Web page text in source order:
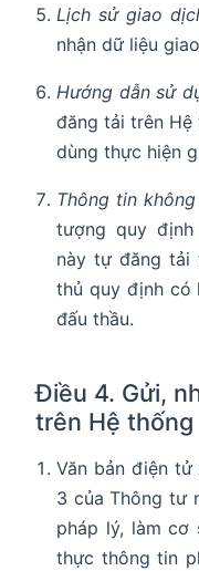
Lịch sử giao
nhận dữ liệu
Hướng dẫn sử
đăng tải trên
dùng thực hiện
Thông tin
tượng quy
này tự đăng tải
thủ quy định có
đấu thầu.
Điều 4. Gửi,
trên Hệ thống
Văn bản điện
3 của Thông tư
pháp lý, làm cơ
thực thông tin